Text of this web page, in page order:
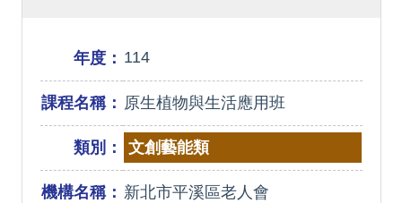
年度： 114
課程名稱： 原生植物與生活應用班
類別： 文創藝能類
機構名稱： 新北市平溪區老人會